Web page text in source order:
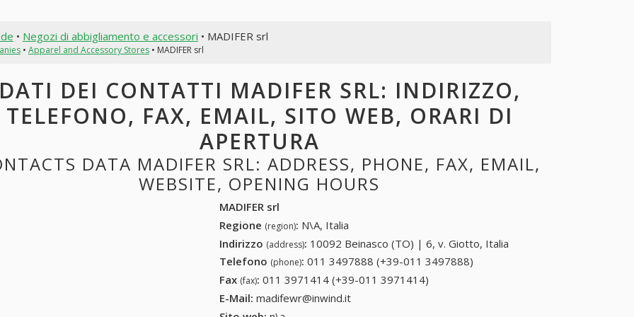
• Negozi di abbigliamento e accessori • MADIFER srl
• Apparel and Accessory Stores• MADIFER srl
DATI DEI CONTATTI MADIFER SRL: INDIRIZZO,
TELEFONO, FAX, EMAIL, SITO WEB, ORARI DI
APERTURA
DATA MADIFER SRL: ADDRESS, PHONE, FAX, EMAIL,
WEBSITE, OPENING HOURS
MADIFER srl
Regione (region): N\A, Italia
Indirizzo (address): 10092 Beinasco (TO) | 6, v. Giotto, Italia
Telefono (phone): 011 3497888 (+39-011 3497888)
Fax (fax): 011 3971414 (+39-011 3971414)
E-Mail: madifewr@inwind.it